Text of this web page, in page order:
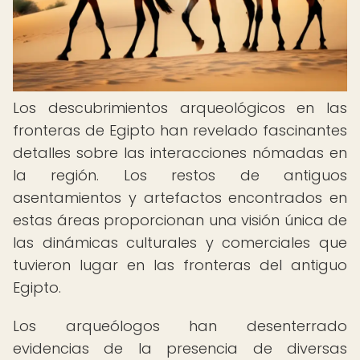
Los descubrimientos arqueológicos en las
fronteras de Egipto han revelado fascinantes
detalles sobre las interacciones nómadas en
la región. Los restos de antiguos
asentamientos y artefactos encontrados en
estas áreas proporcionan una visión única de
las dinámicas culturales y comerciales que
tuvieron lugar en las fronteras del antiguo
Egipto.
Los arqueólogos han desenterrado
evidencias de la presencia de diversas